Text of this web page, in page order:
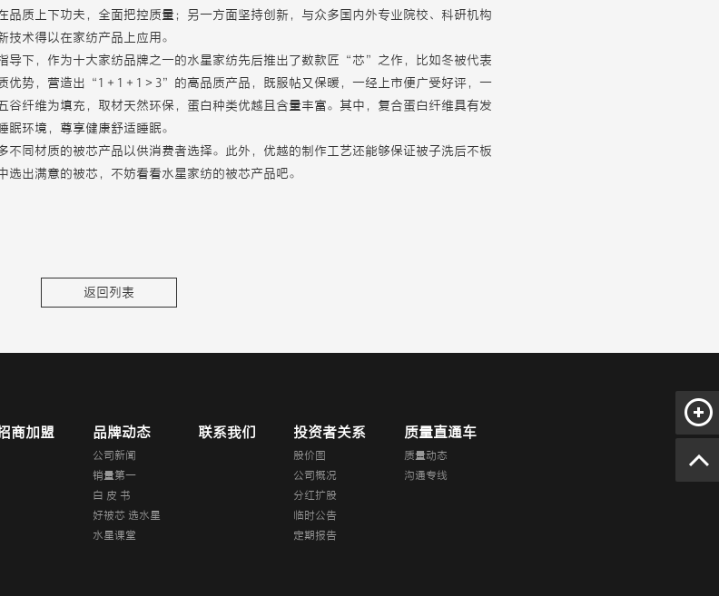
品质上下功夫，全面把控质量；另一方面坚持创新，与众多国内外专业院校、科研机构
术得以在家纺产品上应用。
导下，作为十大家纺品牌之一的水星家纺先后推出了数款匠“芯”之作，比如冬被代表
优势，营造出“1＋1＋1＞3”的高品质产品，既服帖又保暖，一经上市便广受好评，一
谷纤维为填充，取材天然环保，蛋白种类优越且含量丰富。其中，复合蛋白纤维具有发
环境，尊享健康舒适睡眠。
不同材质的被芯产品以供消费者选择。此外，优越的制作工艺还能够保证被子洗后不板
选出满意的被芯，不妨看看水星家纺的被芯产品吧。
返回列表
商加盟 品牌动态
公司新闻
销量第一
白 皮 书
好被芯 选水星
水星课堂
联系我们 投资者关系
股价图
公司概况
分红扩股
临时公告
定期报告
质量直通车
质量动态
沟通专线